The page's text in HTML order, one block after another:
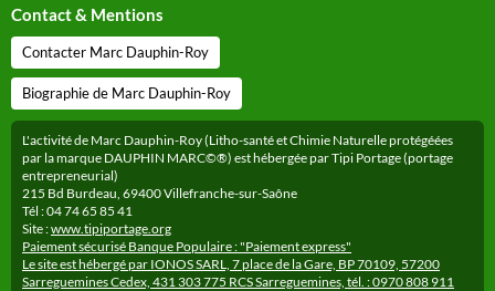
Contact & Mentions
Contacter Marc Dauphin-Roy
Biographie de Marc Dauphin-Roy
L'activité de Marc Dauphin-Roy (Litho-santé et Chimie Naturelle protégéées
par la marque DAUPHIN MARC©®) est hébergée par Tipi Portage (portage
entrepreneurial)
215 Bd Burdeau, 69400 Villefranche-sur-Saône
Tél : 04 74 65 85 41
Site :www.tipiportage.org
Paiement sécurisé Banque Populaire : "Paiement express"
Le site est hébergé par IONOS SARL, 7 place de la Gare, BP 70109, 57200
Sarreguemines Cedex, 431 303 775 RCS Sarreguemines, tél. : 0970 808 911